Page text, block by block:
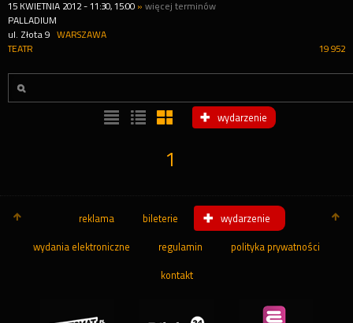
15 KWIETNIA 2012 -11:30, 15:00 »więcej terminów
PALLADIUM
ul. Złota 9
WARSZAWA
19 952
TEATR
wydarzenie
1
reklama bileterie wydarzenie
wydania elektroniczne regulamin polityka prywatności
kontakt